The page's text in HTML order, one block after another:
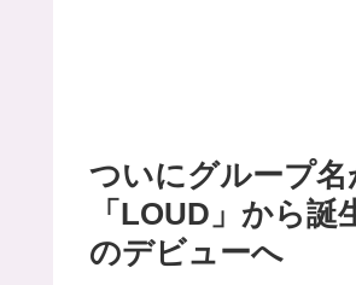
ついにグループ名
「LOUD」から
のデビューへ